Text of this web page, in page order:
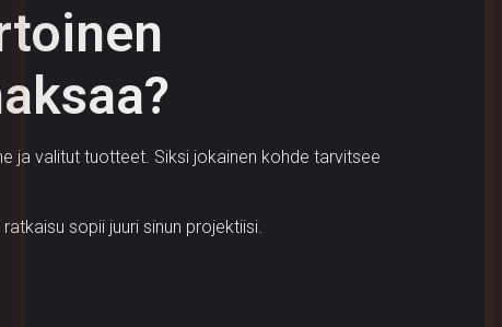
ja valitut tuotteet. Siksi jokainen kohde tarvitsee
sopii juuri sinun projektiisi.